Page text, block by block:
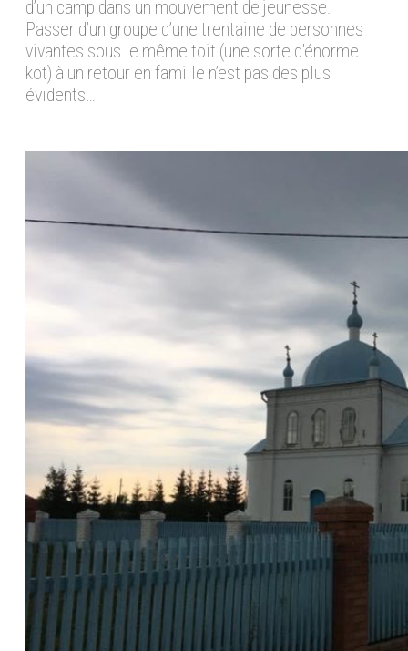
d’un camp dans un mouvement de jeunesse.
Passer d’un groupe d’une trentaine de personnes
vivantes sous le même toit (une sorte d’énorme
kot) à un retour en famille n’est pas des plus
évidents…